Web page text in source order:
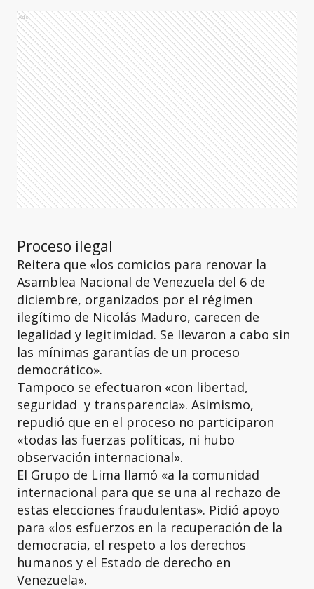
Ads
Proceso ilegal
Reitera que «los comicios para renovar la
Asamblea Nacional de Venezuela del 6 de
diciembre, organizados por el régimen
ilegítimo de Nicolás Maduro, carecen de
legalidad y legitimidad. Se llevaron a cabo sin
las mínimas garantías de un proceso
democrático».
Tampoco se efectuaron «con libertad,
seguridad y transparencia». Asimismo,
repudió que en el proceso no participaron
«todas las fuerzas políticas, ni hubo
observación internacional».
El Grupo de Lima llamó «a la comunidad
internacional para que se una al rechazo de
estas elecciones fraudulentas». Pidió apoyo
para «los esfuerzos en la recuperación de la
democracia, el respeto a los derechos
humanos y el Estado de derecho en
Venezuela».